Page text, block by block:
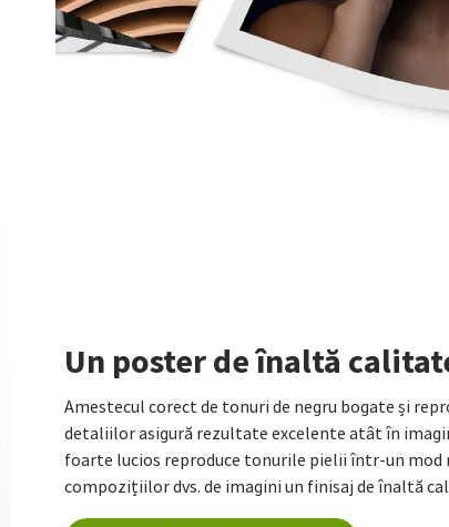
Un poster de înaltă
Amestecul corect de tonuri de negru bogate și
detaliilor asigură rezultate excelente atât în
foarte lucios reproduce tonurile pielii într-un mod
compozițiilor dvs. de imagini un finisaj de înaltă